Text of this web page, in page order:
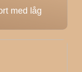
med låg